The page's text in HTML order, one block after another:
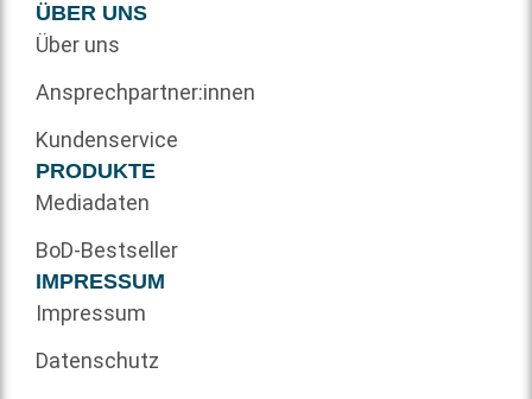
ÜBER UNS
Über uns
Ansprechpartner:innen
Kundenservice
PRODUKTE
Mediadaten
BoD-Bestseller
IMPRESSUM
Impressum
Datenschutz